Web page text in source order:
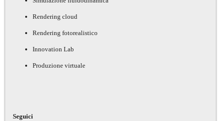
Rendering cloud
Rendering fotorealistico
Innovation Lab
Produzione virtuale
Seguici